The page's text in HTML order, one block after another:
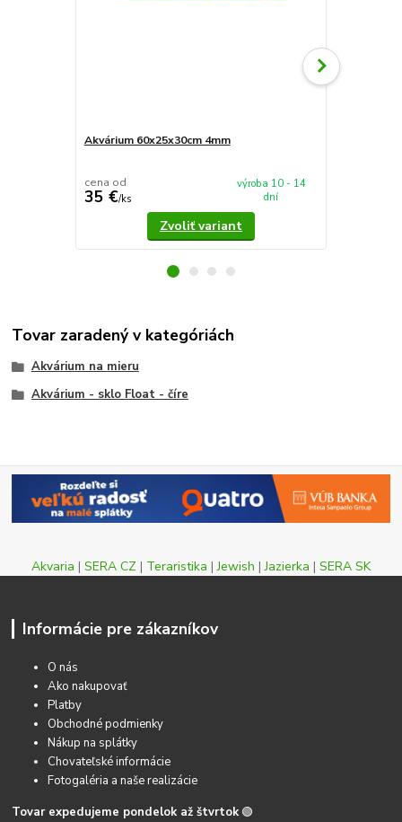
Akvárium 60x25x30cm 4mm
cena od
35 €/ks
výroba 10 - 14
dní
Zvoliť variant
Tovar zaradený v kategóriách
Akvárium na mieru
Akvárium - sklo Float - číre
Akvaria | SERA CZ | Teraristika |Jewish |Jazierka | SERA SK
Informácie pre zákazníkov
O nás
Ako nakupovať
Platby
Obchodné podmienky
Nákup na splátky
Chovateľské informácie
Fotogaléria a naše realizácie
Tovar expedujeme pondelok až štvrtok 🟢